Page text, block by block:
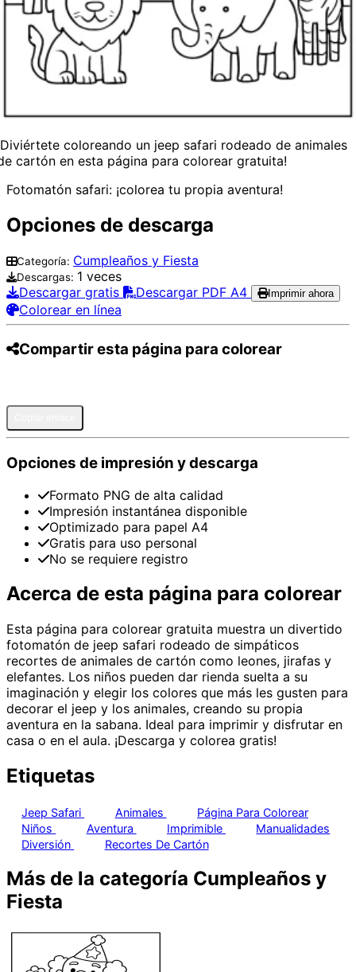
coloreando un jeep safari rodeado de animales
cartón en esta página para colorear gratuita!
Fotomatón safari: ¡colorea tu propia aventura!
Opciones de descarga
Categoría: Cumpleaños y Fiesta
Descargas: 1 veces
Descargar gratis
Descargar PDF A4 Imprimir ahora
Colorear en línea
Compartir esta página para colorear
Opciones de impresión y descarga
Formato PNG de alta calidad
Impresión instantánea disponible
Optimizado para papel A4
Gratis para uso personal
No se requiere registro
Acerca de esta página para colorear
Esta página para colorear gratuita muestra un divertido
fotomatón de jeep safari rodeado de simpáticos
recortes de animales de cartón como leones, jirafas y
elefantes. Los niños pueden dar rienda suelta a su
imaginación y elegir los colores que más les gusten para
decorar el jeep y los animales, creando su propia
aventura en la sabana. Ideal para imprimir y disfrutar en
casa o en el aula. ¡Descarga y colorea gratis!
Etiquetas
Jeep Safari Animales
Página Para Colorear
Niños
Aventura Imprimible
Manualidades
Diversión
Recortes De Cartón
Más de la categoría Cumpleaños y
Fiesta